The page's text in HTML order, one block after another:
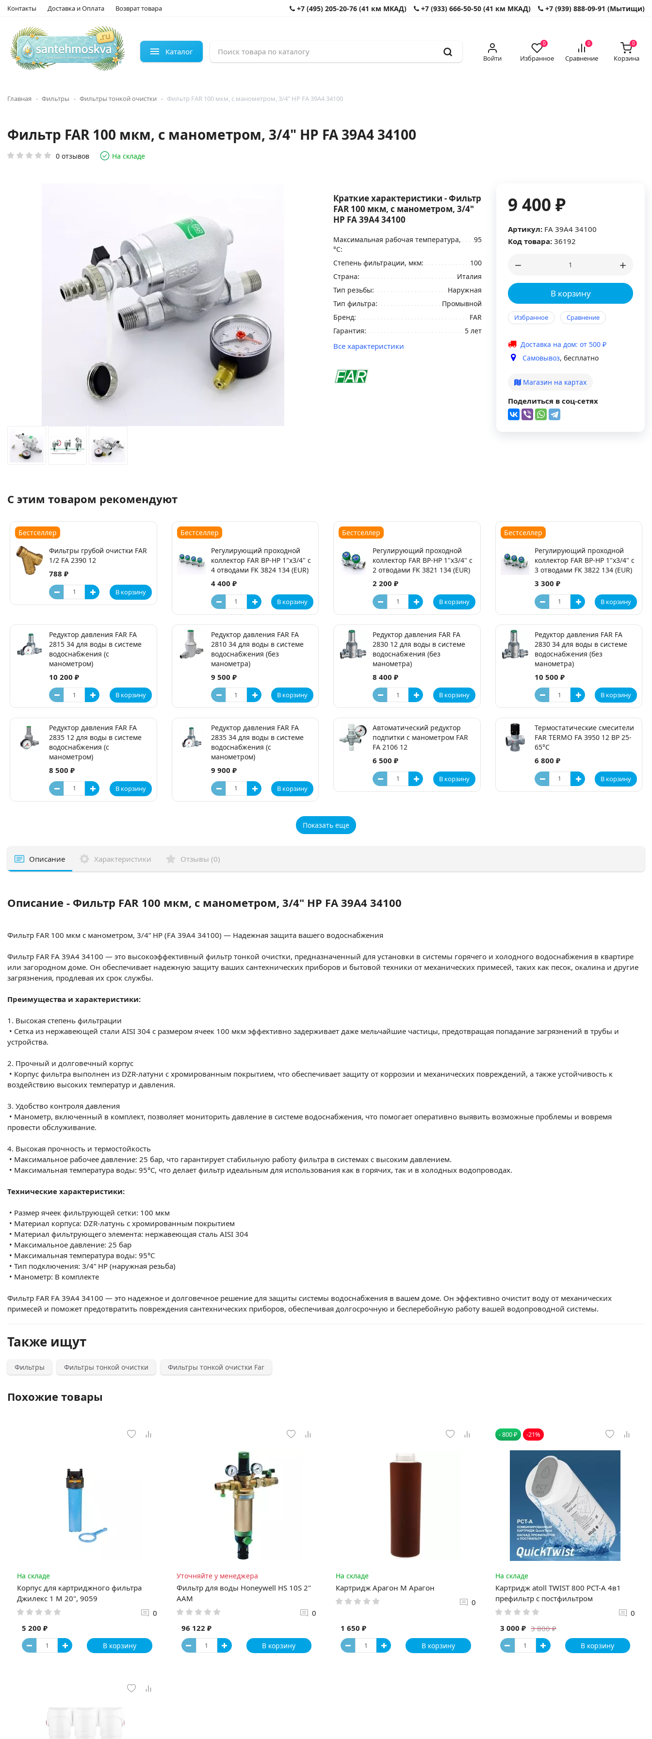
Контакты Доставка и Оплата Возврат товара +7 (495) 205-20-76 (41 км МКАД) +7 (933) 666-50-50 (41 км МКАД) +7 (939) 888-09-91 (Мытищи)
Каталог
Войти
0
Избранное
0
Сравнение
0
Корзина
Главная Фильтры Фильтры тонкой очистки Фильтр FAR 100 мкм, с манометром, 3/4" НР FA 39A4 34100
Фильтр FAR 100 мкм, с манометром, 3/4" НР FA 39A4 34100
0 отзывов На складе
9 400 ₽
Артикул: FA 39A4 34100
Код товара: 36192
В корзину
Избранное Сравнение
Доставка на дом: от 500 ₽
Самовывоз, бесплатно
Магазин на картах
Поделиться в соц-сетях
Краткие характеристики - Фильтр
FAR 100 мкм, с манометром, 3/4"
НР FA 39A4 34100
Максимальная рабочая температура,
°С:
95
Степень фильтрации, мкм:
100
Страна:
Италия
Тип резьбы:
Наружная
Тип фильтра:
Промывной
Бренд:
FAR
Гарантия:
5 лет
Все характеристики
С этим товаром рекомендуют
Бестселлер
Фильтры грубой очистки FAR
1/2 FA 2390 12
788 ₽
В корзину
Бестселлер
Регулирующий проходной
коллектор FAR ВР-НР 1"х3/4" с
4 отводами FK 3824 134 (EUR)
4 400 ₽
В корзину
Бестселлер
Регулирующий проходной
коллектор FAR ВР-НР 1"х3/4" с
2 отводами FK 3821 134 (EUR)
2 200 ₽
В корзину
Бестселлер
Регулирующий проходной
коллектор FAR ВР-НР 1"х3/4" с
3 отводами FK 3822 134 (EUR)
3 300 ₽
В корзину
Редуктор давления FAR FA
2815 34 для воды в системе
водоснабжения (с
манометром)
10 200 ₽
В корзину
Редуктор давления FAR FA
2810 34 для воды в системе
водоснабжения (без
манометра)
9 500 ₽
В корзину
Редуктор давления FAR FA
2830 12 для воды в системе
водоснабжения (без
манометра)
8 400 ₽
В корзину
Редуктор давления FAR FA
2830 34 для воды в системе
водоснабжения (без
манометра)
10 500 ₽
В корзину
Редуктор давления FAR FA
2835 12 для воды в системе
водоснабжения (с
манометром)
8 500 ₽
В корзину
Редуктор давления FAR FA
2835 34 для воды в системе
водоснабжения (с
манометром)
9 900 ₽
В корзину
Автоматический редуктор
подпитки с манометром FAR
FA 2106 12
6 500 ₽
В корзину
Термостатические смесители
FAR TERMO FA 3950 12 ВР 25-
65°C
6 800 ₽
В корзину
Показать еще
Описание Характеристики Отзывы (0)
Описание - Фильтр FAR 100 мкм, с манометром, 3/4" НР FA 39A4 34100
Фильтр FAR 100 мкм с манометром, 3/4” НР (FA 39A4 34100) — Надежная защита вашего водоснабжения
Фильтр FAR FA 39A4 34100 — это высокоэффективный фильтр тонкой очистки, предназначенный для установки в системы горячего и холодного водоснабжения в квартире
или загородном доме. Он обеспечивает надежную защиту ваших сантехнических приборов и бытовой техники от механических примесей, таких как песок, окалина и другие
загрязнения, продлевая их срок службы.
Преимущества и характеристики:
1. Высокая степень фильтрации
• Сетка из нержавеющей стали AISI 304 с размером ячеек 100 мкм эффективно задерживает даже мельчайшие частицы, предотвращая попадание загрязнений в трубы и
устройства.
2. Прочный и долговечный корпус
• Корпус фильтра выполнен из DZR-латуни с хромированным покрытием, что обеспечивает защиту от коррозии и механических повреждений, а также устойчивость к
воздействию высоких температур и давления.
3. Удобство контроля давления
• Манометр, включенный в комплект, позволяет мониторить давление в системе водоснабжения, что помогает оперативно выявить возможные проблемы и вовремя
провести обслуживание.
4. Высокая прочность и термостойкость
• Максимальное рабочее давление: 25 бар, что гарантирует стабильную работу фильтра в системах с высоким давлением.
• Максимальная температура воды: 95°C, что делает фильтр идеальным для использования как в горячих, так и в холодных водопроводах.
Технические характеристики:
• Размер ячеек фильтрующей сетки: 100 мкм
• Материал корпуса: DZR-латунь с хромированным покрытием
• Материал фильтрующего элемента: нержавеющая сталь AISI 304
• Максимальное давление: 25 бар
• Максимальная температура воды: 95°C
• Тип подключения: 3/4” НР (наружная резьба)
• Манометр: В комплекте
Фильтр FAR FA 39A4 34100 — это надежное и долговечное решение для защиты системы водоснабжения в вашем доме. Он эффективно очистит воду от механических
примесей и поможет предотвратить повреждения сантехнических приборов, обеспечивая долгосрочную и бесперебойную работу вашей водопроводной системы.
Также ищут
Фильтры Фильтры тонкой очистки Фильтры тонкой очистки Far
Похожие товары
На складе
Корпус для картриджного фильтра
Джилекс 1 М 20", 9059
0
5 200 ₽
В корзину
Уточняйте у менеджера
Фильтр для воды Honeywell HS 10S 2"
ААМ
0
96 122 ₽
В корзину
На складе
Картридж Арагон М Арагон
0
1 650 ₽
В корзину
- 800 ₽ -21%
На складе
Картридж atoll TWIST 800 PCT-A 4в1
префильтр с постфильтром
0
3 800 ₽
3 000 ₽
В корзину